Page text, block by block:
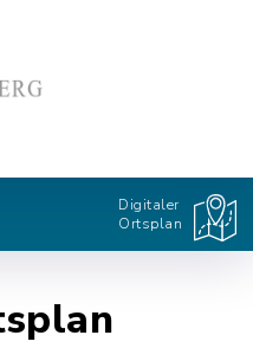
Digitaler
Ortsplan